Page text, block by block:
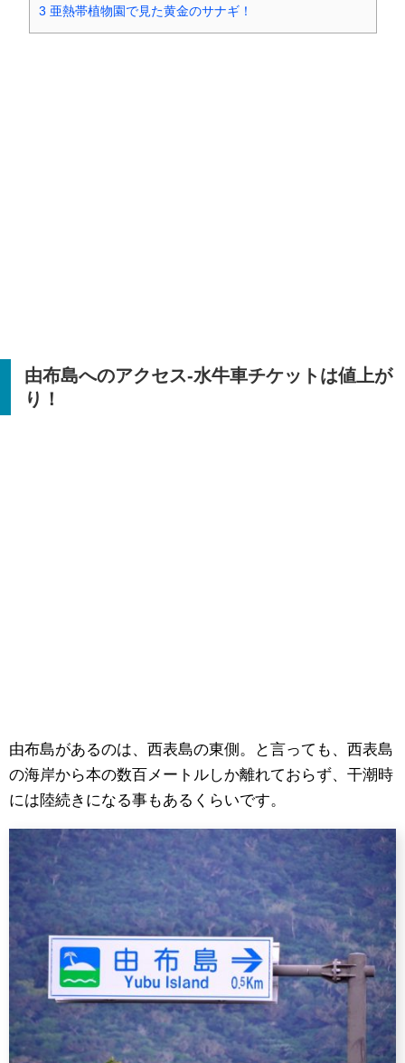
3 亜熱帯植物園で見た黄金のサナギ！
由布島へのアクセス‐水牛車チケットは値上が
り！
由布島があるのは、西表島の東側。と言っても、西表島
の海岸から本の数百メートルしか離れておらず、干潮時
には陸続きになる事もあるくらいです。